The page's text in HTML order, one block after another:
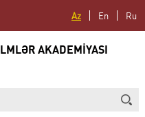
Az En Ru
AKADEMİYASI